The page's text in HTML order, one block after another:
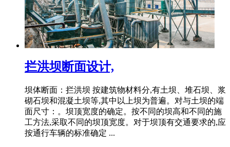
拦洪坝断面设计,
坝体断面：拦洪坝 按建筑物材料分,有土坝、堆石坝、浆
砌石坝和混凝土坝等,其中以上坝为普遍。对与土坝的端
面尺寸：。坝顶宽度的确定。按不同的坝高和不同的施
工方法,采取不同的坝顶宽度。对于坝顶有交通要求的,应
按通行车辆的标准确定 ...